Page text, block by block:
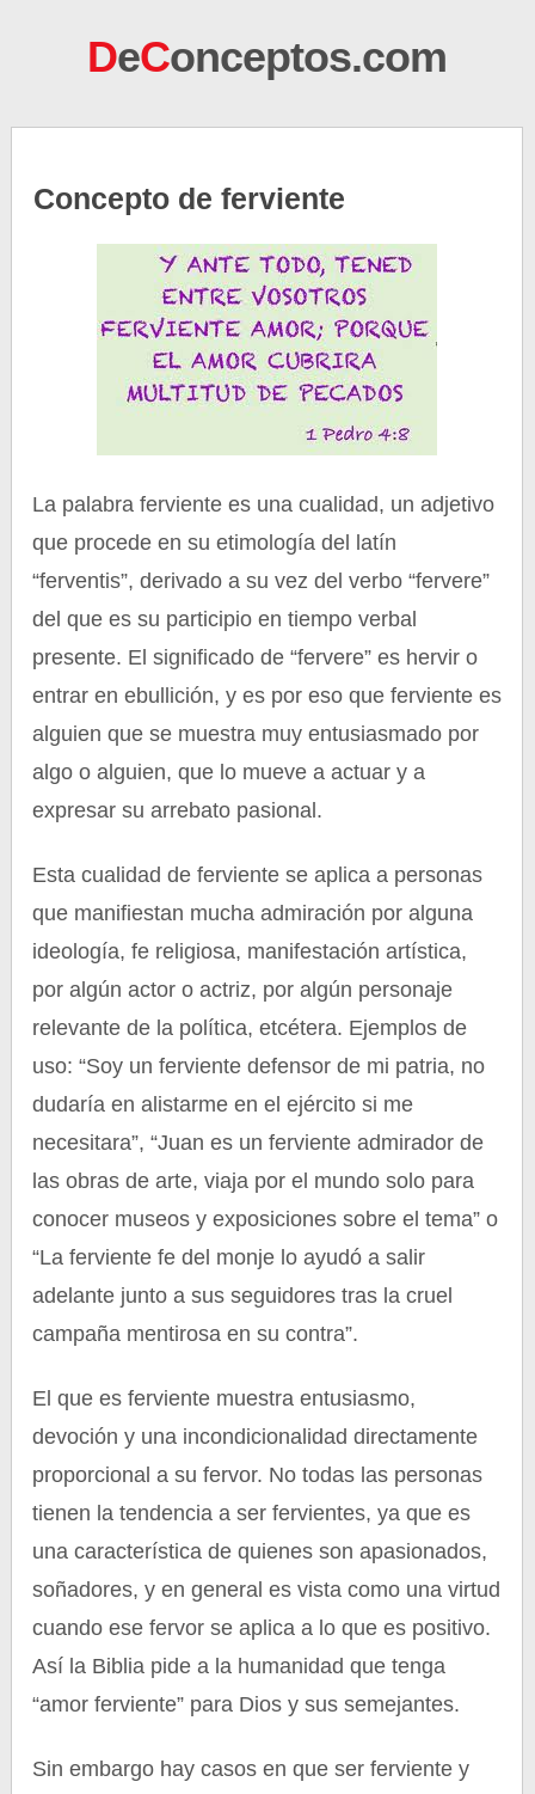
DeConceptos.com
Concepto de ferviente
La palabra ferviente es una cualidad, un adjetivo
que procede en su etimología del latín
“ferventis”, derivado a su vez del verbo “fervere”
del que es su participio en tiempo verbal
presente. El significado de “fervere” es hervir o
entrar en ebullición, y es por eso que ferviente es
alguien que se muestra muy entusiasmado por
algo o alguien, que lo mueve a actuar y a
expresar su arrebato pasional.
Esta cualidad de ferviente se aplica a personas
que manifiestan mucha admiración por alguna
ideología, fe religiosa, manifestación artística,
por algún actor o actriz, por algún personaje
relevante de la política, etcétera. Ejemplos de
uso: “Soy un ferviente defensor de mi patria, no
dudaría en alistarme en el ejército si me
necesitara”, “Juan es un ferviente admirador de
las obras de arte, viaja por el mundo solo para
conocer museos y exposiciones sobre el tema” o
“La ferviente fe del monje lo ayudó a salir
adelante junto a sus seguidores tras la cruel
campaña mentirosa en su contra”.
El que es ferviente muestra entusiasmo,
devoción y una incondicionalidad directamente
proporcional a su fervor. No todas las personas
tienen la tendencia a ser fervientes, ya que es
una característica de quienes son apasionados,
soñadores, y en general es vista como una virtud
cuando ese fervor se aplica a lo que es positivo.
Así la Biblia pide a la humanidad que tenga
“amor ferviente” para Dios y sus semejantes.
Sin embargo hay casos en que ser ferviente y